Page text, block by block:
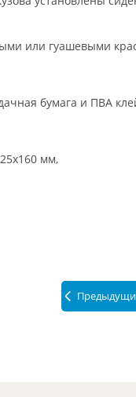
или гуашевыми
бумага и ПВА
мм,